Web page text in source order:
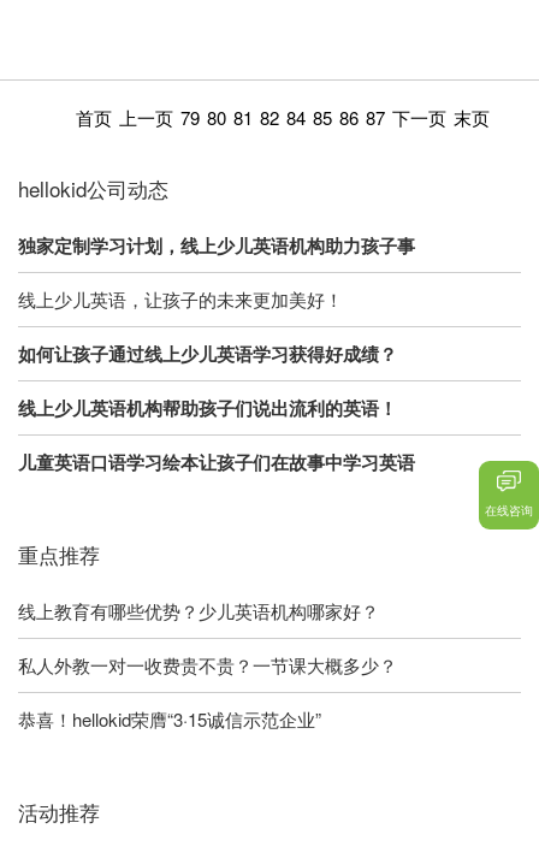
首页 上一页 79 80 81 82 84 85 86 87 下一页 末页
hellokid公司动态
独家定制学习计划，线上少儿英语机构助力孩子事
线上少儿英语，让孩子的未来更加美好！
如何让孩子通过线上少儿英语学习获得好成绩？
线上少儿英语机构帮助孩子们说出流利的英语！
儿童英语口语学习绘本让孩子们在故事中学习英语
重点推荐
线上教育有哪些优势？少儿英语机构哪家好？
私人外教一对一收费贵不贵？一节课大概多少？
恭喜！hellokid荣膺“3·15诚信示范企业”
活动推荐
在线咨询